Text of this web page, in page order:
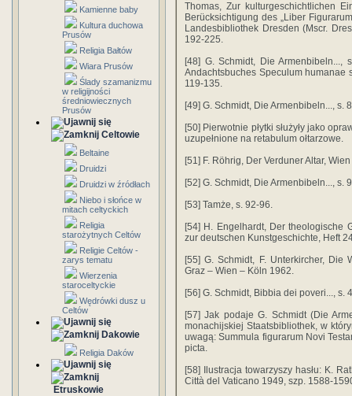
Kamienne baby
Kultura duchowa
Prusów
Religia Bałtów
Wiara Prusów
Ślady szamanizmu
w religijności
średniowiecznych
Prusów
Celtowie
Beltaine
Druidzi
Druidzi w źródłach
Niebo i słońce w
mitach celtyckich
Religia
starożytnych Celtów
Religie Celtów -
zarys tematu
Wierzenia
staroceltyckie
Wędrówki dusz u
Celtów
Dakowie
Religia Daków
Etruskowie
Thomas, Zur kulturgeschichtlichen
Berücksichtigung des „Liber
Landesbibliothek Dresden (Mscr.
192-225.
[48] G. Schmidt, Die
Andachtsbuches Speculum humanae
119-135.
[49] G. Schmidt, Die Armenbibeln..., s.
[50] Pierwotnie płytki służyły jako
uzupełnione na retabulum ołtarzowe.
[51] F. Röhrig, Der Verduner Altar,
[52] G. Schmidt, Die Armenbibeln..., s.
[53] Tamże, s. 92-96.
[54] H. Engelhardt, Der theologische
zur deutschen Kunstgeschichte, Heft
[55] G. Schmidt, F. Unterkircher, Die
Graz – Wien – Köln 1962.
[56] G. Schmidt, Bibbia dei poveri..., s.
[57] Jak podaje G. Schmidt (Die
monachijskiej Staatsbibliothek, w
uwagą: Summula figurarum Novi
picta.
[58] Ilustracja towarzyszy hasłu: K.
Città del Vaticano 1949, szp. 1588-